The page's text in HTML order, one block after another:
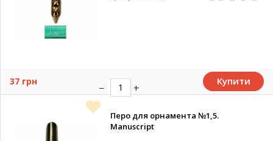
37 грн Купити
Перо для орнамента №1,5.
Manuscript